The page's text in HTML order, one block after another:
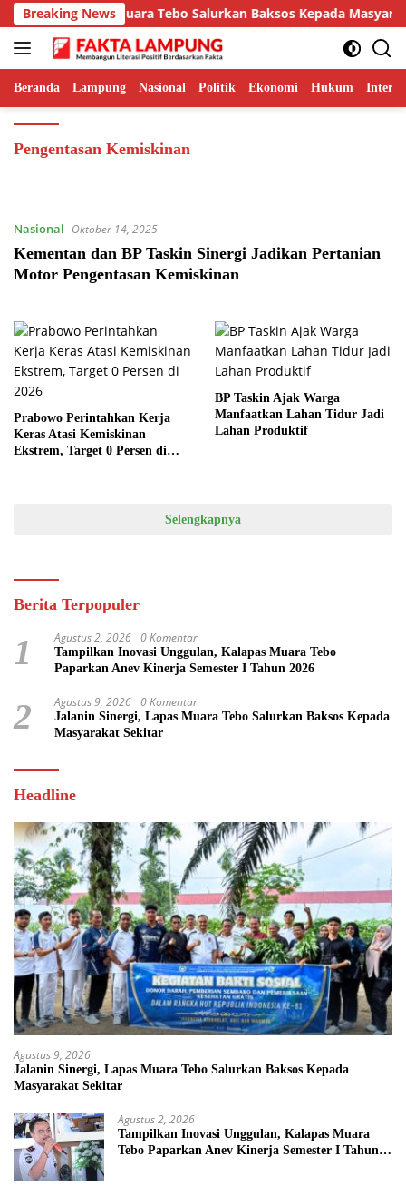
Langsung
ke
konten
Breaking News
Sinergi, Lapas Muara Tebo Salurkan Baksos Kepada
Beranda Lampung Nasional Politik Ekonomi Hukum
Pengentasan Kemiskinan
Nasional Oktober 14, 2025
Kementan dan BP Taskin Sinergi Jadikan Pertanian
Motor Pengentasan Kemiskinan
Prabowo Perintahkan Kerja
Keras Atasi Kemiskinan
Ekstrem, Target 0 Persen di
BP Taskin Ajak Warga
Manfaatkan Lahan Tidur Jadi
Lahan Produktif
Selengkapnya
Berita Terpopuler
1 Agustus 2, 2026 0 Komentar
Tampilkan Inovasi Unggulan, Kalapas Muara Tebo
Paparkan Anev Kinerja Semester I Tahun 2026
2 Agustus 9, 2026 0 Komentar
Jalanin Sinergi, Lapas Muara Tebo Salurkan Baksos Kepada
Masyarakat Sekitar
Headline
Agustus 9, 2026
Jalanin Sinergi, Lapas Muara Tebo Salurkan Baksos Kepada
Masyarakat Sekitar
Agustus 2, 2026
Tampilkan Inovasi Unggulan, Kalapas Muara
Tebo Paparkan Anev Kinerja Semester I Tahun